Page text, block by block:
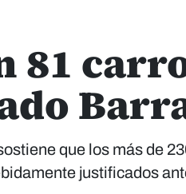
81
que los más de
justificados